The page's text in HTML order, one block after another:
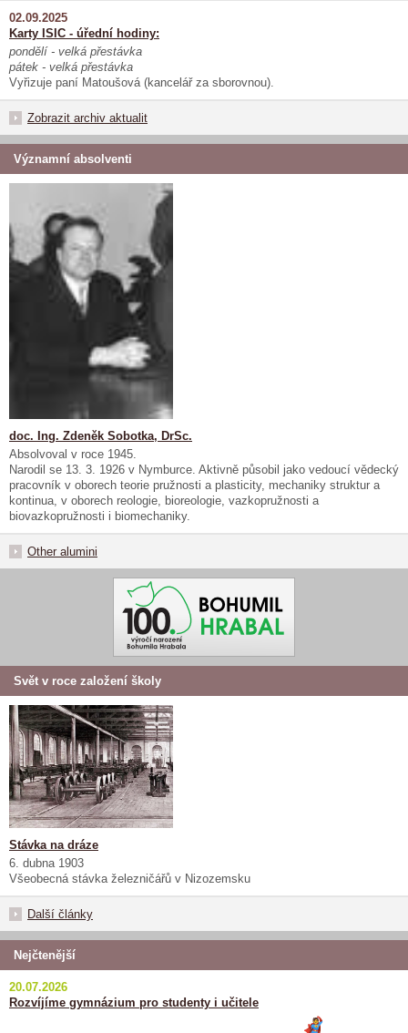
02.09.2025
Karty ISIC - úřední hodiny:
pondělí - velká přestávka
pátek - velká přestávka
Vyřizuje paní Matoušová (kancelář za sborovnou).
Zobrazit archiv aktualit
Významní absolventi
doc. Ing. Zdeněk Sobotka, DrSc.
Absolvoval v roce 1945.
Narodil se 13. 3. 1926 v Nymburce. Aktivně působil jako vedoucí vědecký
pracovník v oborech teorie pružnosti a plasticity, mechaniky struktur a
kontinua, v oborech reologie, bioreologie, vazkopružnosti a
biovazkopružnosti i biomechaniky.
Other alumini
Svět v roce založení školy
Stávka na dráze
6. dubna 1903
Všeobecná stávka železničářů v Nizozemsku
Další články
Nejčtenější
20.07.2026
Rozvíjíme gymnázium pro studenty i učitele